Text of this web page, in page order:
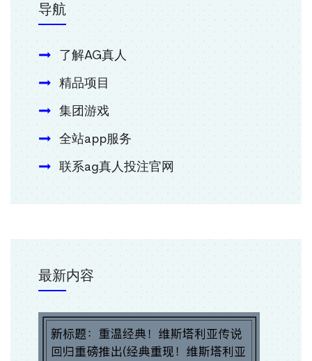
导航
了解AG真人
精品项目
集团游戏
全站app服务
联系ag真人投注官网
最新内容